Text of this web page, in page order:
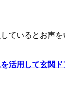
ているとお声を
活用して玄関